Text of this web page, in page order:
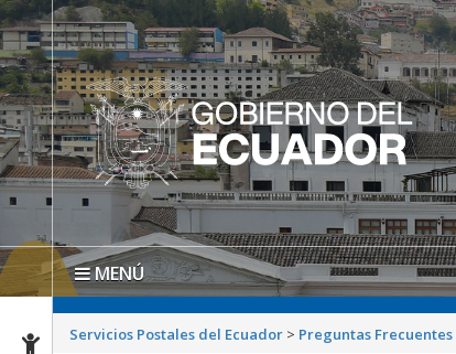
MENÚ
Servicios Postales del Ecuador > Preguntas Frecuentes